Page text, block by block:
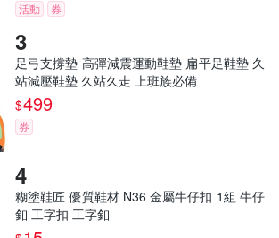
活動 券
足弓支撐墊 高彈減震運動鞋墊 扁平足鞋墊 久
站減壓鞋墊 久站久走 上班族必備
$499
券
糊塗鞋匠 優質鞋材 N36 金屬牛仔扣 1組 牛仔
釦 工字扣 工字釦